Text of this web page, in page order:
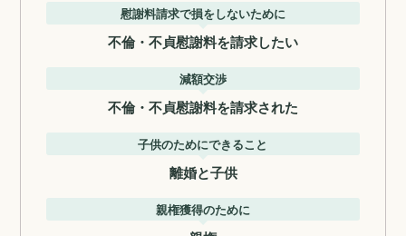
慰謝料請求で損をしないために
不倫・不貞慰謝料を請求したい
減額交渉
不倫・不貞慰謝料を請求された
子供のためにできること
離婚と子供
親権獲得のために